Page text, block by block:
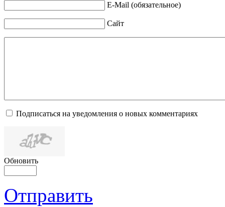
E-Mail (обязательное)
Сайт
Подписаться на уведомления о новых комментариях
Обновить
Отправить